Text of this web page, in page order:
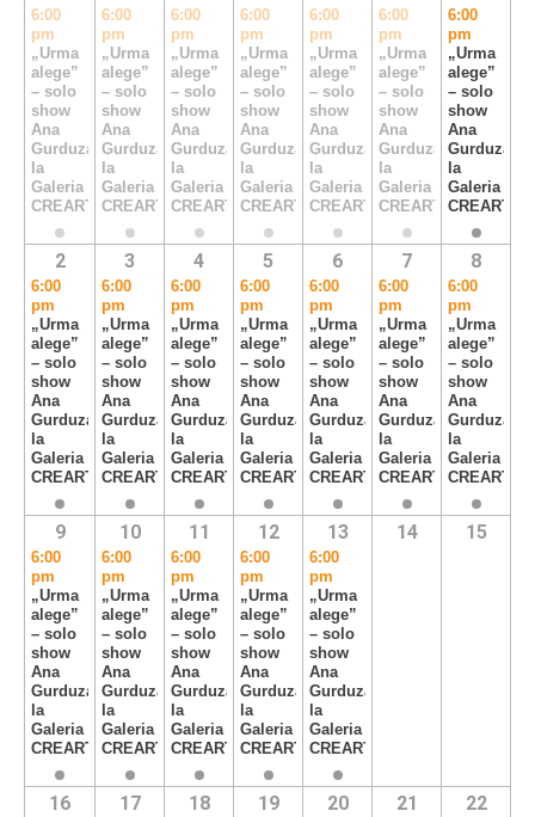
6:00
pm
„Urma
alege”
– solo
show
Ana
Gurduza,
la
Galeria
CREART
6:00
pm
„Urma
alege”
– solo
show
Ana
Gurduza,
la
Galeria
CREART
6:00
pm
„Urma
alege”
– solo
show
Ana
Gurduza,
la
Galeria
CREART
6:00
pm
„Urma
alege”
– solo
show
Ana
Gurduza,
la
Galeria
CREART
6:00
pm
„Urma
alege”
– solo
show
Ana
Gurduza,
la
Galeria
CREART
6:00
pm
„Urma
alege”
– solo
show
Ana
Gurduza,
la
Galeria
CREART
6:00
pm
„Urma
alege”
– solo
show
Ana
Gurduza,
la
Galeria
CREART
2
6:00
pm
„Urma
alege”
– solo
show
Ana
Gurduza,
la
Galeria
CREART
3
6:00
pm
„Urma
alege”
– solo
show
Ana
Gurduza,
la
Galeria
CREART
4
6:00
pm
„Urma
alege”
– solo
show
Ana
Gurduza,
la
Galeria
CREART
5
6:00
pm
„Urma
alege”
– solo
show
Ana
Gurduza,
la
Galeria
CREART
6
6:00
pm
„Urma
alege”
– solo
show
Ana
Gurduza,
la
Galeria
CREART
7
6:00
pm
„Urma
alege”
– solo
show
Ana
Gurduza,
la
Galeria
CREART
8
6:00
pm
„Urma
alege”
– solo
show
Ana
Gurduza,
la
Galeria
CREART
9
6:00
pm
„Urma
alege”
– solo
show
Ana
Gurduza,
la
Galeria
CREART
10
6:00
pm
„Urma
alege”
– solo
show
Ana
Gurduza,
la
Galeria
CREART
11
6:00
pm
„Urma
alege”
– solo
show
Ana
Gurduza,
la
Galeria
CREART
12
6:00
pm
„Urma
alege”
– solo
show
Ana
Gurduza,
la
Galeria
CREART
13
6:00
pm
„Urma
alege”
– solo
show
Ana
Gurduza,
la
Galeria
CREART
14 15
16 17 18 19 20 21 22